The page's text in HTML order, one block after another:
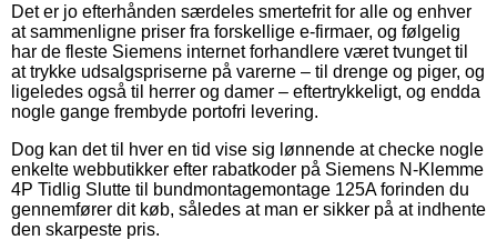
Det er jo efterhånden særdeles smertefrit for alle og enhver
at sammenligne priser fra forskellige e-firmaer, og følgelig
har de fleste Siemens internet forhandlere været tvunget til
at trykke udsalgspriserne på varerne – til drenge og piger, og
ligeledes også til herrer og damer – eftertrykkeligt, og endda
nogle gange frembyde portofri levering.
Dog kan det til hver en tid vise sig lønnende at checke nogle
enkelte webbutikker efter rabatkoder på Siemens N-Klemme
4P Tidlig Slutte til bundmontagemontage 125A forinden du
gennemfører dit køb, således at man er sikker på at indhente
den skarpeste pris.